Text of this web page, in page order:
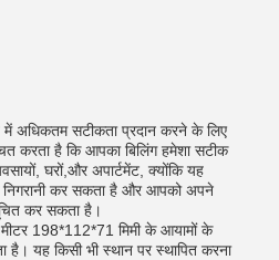
में अधिकतम सटीकता प्रदान करने के लिए
करता है कि आपका बिलिंग हमेशा सटीक
घरों,और अपार्टमेंट, क्योंकि यह
कर सकता है और आपको अपने
कर सकता है।
198*112*71 मिमी के आयामों के
यह किसी भी स्थान पर स्थापित करना